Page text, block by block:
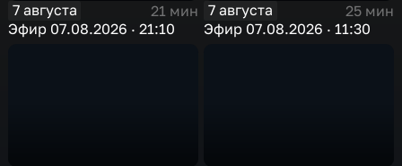
7 августа
21 мин
Эфир 07.08.2026 · 21:10
7 августа
25 мин
Эфир 07.08.2026 · 11:30